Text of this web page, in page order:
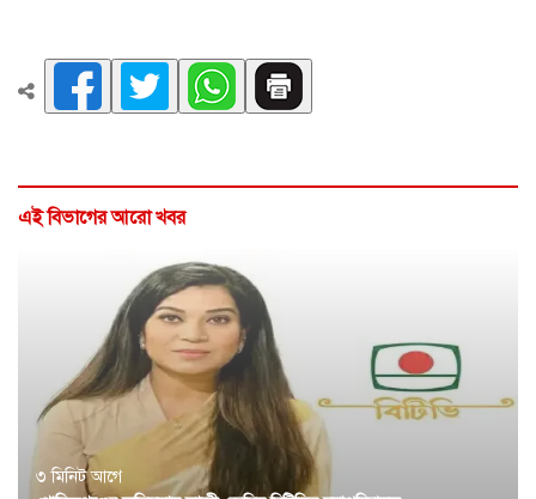
এই বিভাগের আরো খবর
৩ মিনিট আগে